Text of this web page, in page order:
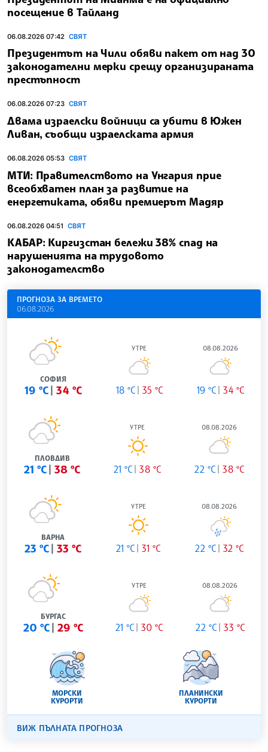
посещение в Тайланд
06.08.2026 07:42 СВЯТ
Президентът на Чили обяви пакет от над 30
законодателни мерки срещу организираната
престъпност
06.08.2026 07:23 СВЯТ
Двама израелски войници са убити в Южен
Ливан, съобщи израелската армия
06.08.2026 05:53 СВЯТ
МТИ: Правителството на Унгария прие
всеобхватен план за развитие на
енергетиката, обяви премиерът Мадяр
06.08.2026 04:51 СВЯТ
КАБАР: Киргизстан бележи 38% спад на
нарушенията на трудовото
законодателство
ПРОГНОЗА ЗА ВРЕМЕТО
06.08.2026
СОФИЯ
19 °C 34 °C
УТРЕ
18 °C 35 °C
08.08.2026
19 °C 34 °C
ПЛОВДИВ
21 °C 38 °C
УТРЕ
21 °C 38 °C
08.08.2026
22 °C 38 °C
ВАРНА
23 °C 33 °C
УТРЕ
21 °C 31 °C
08.08.2026
22 °C 32 °C
БУРГАС
20 °C 29 °C
УТРЕ
21 °C 30 °C
08.08.2026
22 °C 33 °C
МОРСКИ
КУРОРТИ
ПЛАНИНСКИ
КУРОРТИ
ВИЖ ПЪЛНАТА ПРОГНОЗА